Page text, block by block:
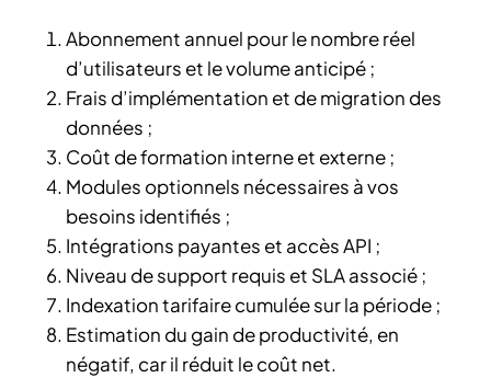
Abonnement annuel pour le nombre réel
d’utilisateurs et le volume anticipé ;
Frais d’implémentation et de migration des
données ;
Coût de formation interne et externe ;
Modules optionnels nécessaires à vos
besoins identifiés ;
Intégrations payantes et accès API ;
Niveau de support requis et SLA associé ;
Indexation tarifaire cumulée sur la période ;
Estimation du gain de productivité, en
négatif, car il réduit le coût net.